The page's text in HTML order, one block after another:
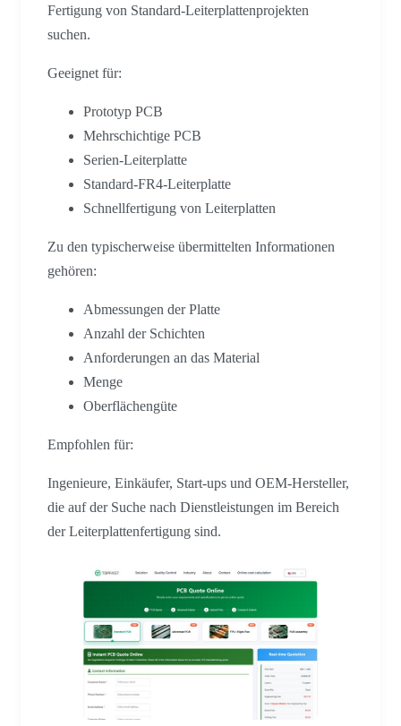
Fertigung von Standard-Leiterplattenprojekten
suchen.
Geeignet für:
Prototyp PCB
Mehrschichtige PCB
Serien-Leiterplatte
Standard-FR4-Leiterplatte
Schnellfertigung von Leiterplatten
Zu den typischerweise übermittelten Informationen
gehören:
Abmessungen der Platte
Anzahl der Schichten
Anforderungen an das Material
Menge
Oberflächengüte
Empfohlen für:
Ingenieure, Einkäufer, Start-ups und OEM-Hersteller,
die auf der Suche nach Dienstleistungen im Bereich
der Leiterplattenfertigung sind.